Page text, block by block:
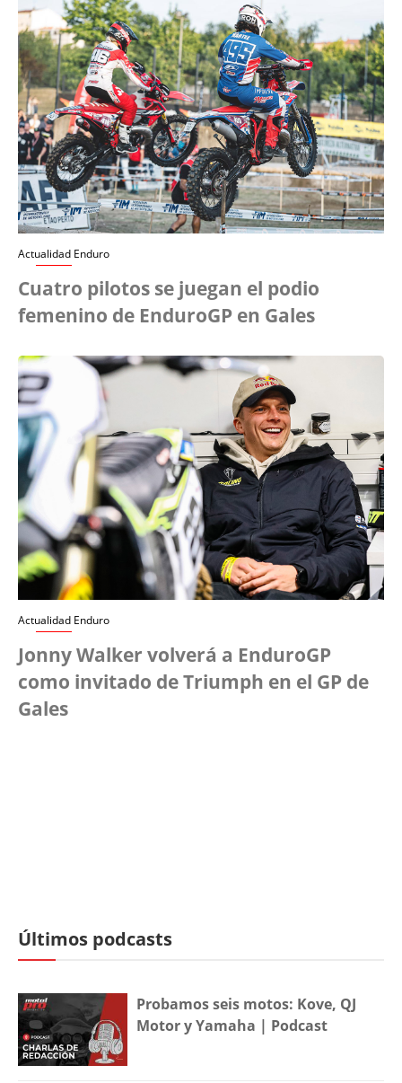
Actualidad Enduro
Cuatro pilotos se juegan el podio
femenino de EnduroGP en Gales
Actualidad Enduro
Jonny Walker volverá a EnduroGP
como invitado de Triumph en el GP de
Gales
Últimos podcasts
Probamos seis motos: Kove, QJ
Motor y Yamaha | Podcast